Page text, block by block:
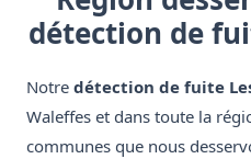
détection de
Notre détection de fuite
Waleffes et dans toute la
communes que nous